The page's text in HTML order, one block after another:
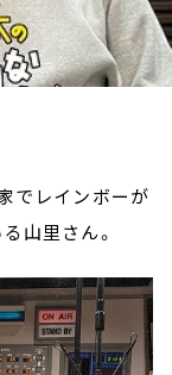
でレインボーが
山里さん。